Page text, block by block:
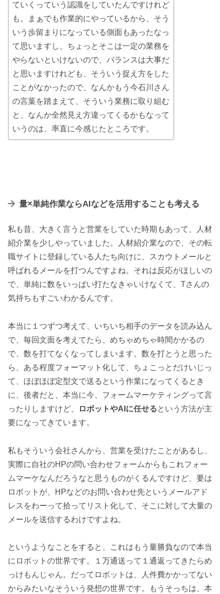
ていくっていう認識をしていたんですけれど
も。まぁでも作業的にやっているから、そう
いう歩留まりになっている側面もあったなっ
て思いますし、ちょっとそこは一定の業務を
やらないといけないので、バランスは大事だ
と思いますけれども、そういう捉え方をした
ことがなかったので、なんかもう今石川さん
の言葉を踏まえて、そういう業務に取り組む
と、なんか全然見え方違ってくるかもなって
いうのは、率直に今感じたところです。
量×単純作業ならAIなどを活用することも考える
私も昔、大きく言うと営業をしていた時期もあって、人材
紹介業を少しやっていました。人材紹介業なので、その転
職サイトに登録している人たち向けに、スカウトメールと
呼ばれるメールを打つんですよね。それは反応がほしいの
で、単純に数をいっぱい打たなきゃいけなくて、Tさんの
気持ちもすごいわかるんです。
本当に１つずつ考えて、いちいち相手のデータを読み込ん
で、毎回文面を考えてたら、めちゃめちゃ時間かかるの
で、数を打てなくなってしまいます。数を打とうと思った
ら、ある程度フォーマット化して、ちょこっとだけいじっ
て、ほぼほぼ定型文で送るという作業になってくるとき
に、後者だと、本当に今、フォームマーケティングって言
ったりしますけど、
ロボットやAIに任せるという方法が主
要になってきています。
私もそういう会社さんから、営業を受けたことがあるし、
実際に自社のHPの問い合わせフォームからもこれフォー
ムマーケなんだろうなと思うものがくるんですけど、要は
ロボットが、HPなどのお問い合わせ先というメールアド
レスをわーって拾ってリスト化して、そこに対して大量の
メールを送信するわけですよね。
というようなことをすると、これはもう量勝負なので本当
にロボットの世界です。１万通送って１通返ってきたらめ
っけもんじゃん。だってロボットは、人件費かかってない
からみたいなそういう発想の世界です。もうそっちは、本